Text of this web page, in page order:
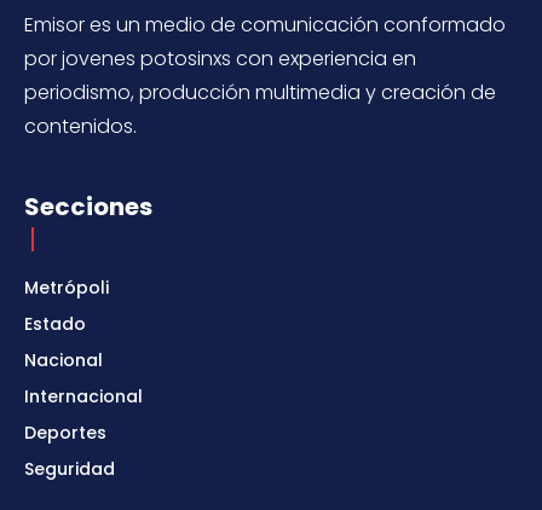
Emisor es un medio de comunicación conformado
por jovenes potosinxs con experiencia en
periodismo, producción multimedia y creación de
contenidos.
Secciones
Metrópoli
Estado
Nacional
Internacional
Deportes
Seguridad